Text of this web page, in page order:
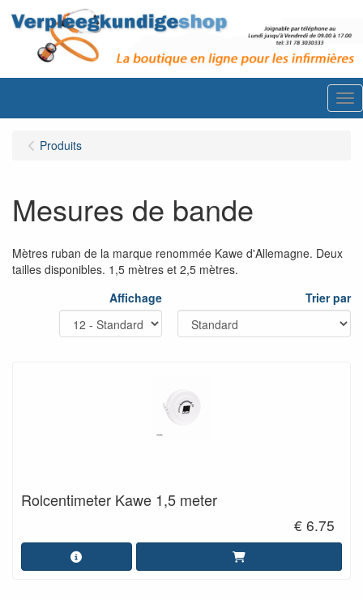
Produits
Mesures de bande
Mètres ruban de la marque renommée Kawe d'Allemagne. Deux
tailles disponibles. 1,5 mètres et 2,5 mètres.
Affichage
Trier par
Rolcentimeter Kawe 1,5 meter
€ 6.75